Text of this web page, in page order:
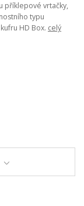
příklepové vrtačky,
typu
HD Box. celý